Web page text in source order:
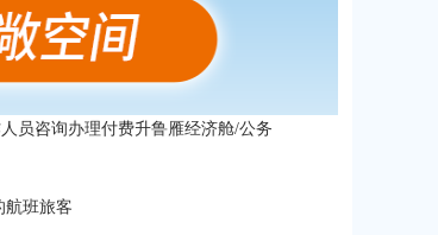
员咨询办理付费升鲁雁经济舱/公务
航班旅客